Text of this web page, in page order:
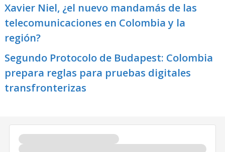
Xavier Niel, ¿el nuevo mandamás de las
telecomunicaciones en Colombia y la
región?
Segundo Protocolo de Budapest: Colombia
prepara reglas para pruebas digitales
transfronterizas